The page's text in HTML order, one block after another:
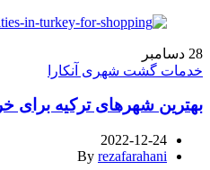
28 دسامبر
خدمات گشت شهری آنکارا
بهترین شهرهای ترکیه برای
2022-12-24
By rezafarahani